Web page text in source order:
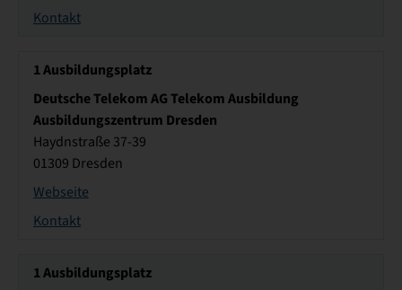
Kontakt
1Ausbildungsplatz
Deutsche Telekom AG Telekom Ausbildung
Ausbildungszentrum Dresden
Haydnstraße 37-39
01309 Dresden
Webseite
Kontakt
1Ausbildungsplatz